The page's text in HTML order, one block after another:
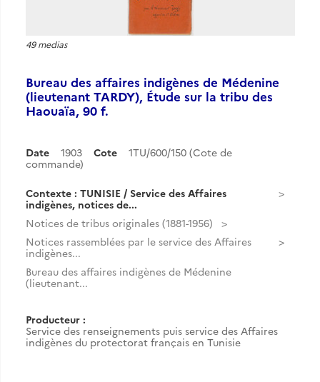
49 medias
Bureau des affaires indigènes de Médenine
(lieutenant TARDY), Étude sur la tribu des
Haouaïa, 90 f.
Date 1903 Cote
1TU/600/150 (Cote de
commande)
Contexte : TUNISIE / Service des Affaires
indigènes, notices de...
Notices de tribus originales (1881-1956)
Notices rassemblées par le service des Affaires
indigènes...
Bureau des affaires indigènes de Médenine
(lieutenant...
Producteur :
Service des renseignements puis service des Affaires
indigènes du protectorat français en Tunisie